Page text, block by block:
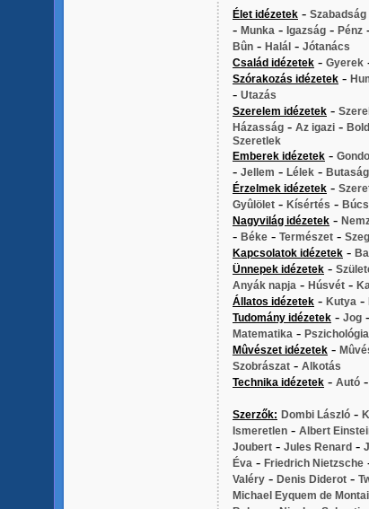
Élet idézetek - Szabadság
- Munka - Igazság - Pénz
Bûn - Halál - Jótanács
Család idézetek - Gyerek
Szórakozás idézetek -
- Utazás
Szerelem idézetek -
Házasság - Az igazi -
Szeretlek
Emberek idézetek -
- Jellem - Lélek - Butaság
Érzelmek idézetek -
Gyûlölet - Kísértés -
Nagyvilág idézetek -
- Béke - Természet -
Kapcsolatok idézetek -
Ünnepek idézetek -
Anyák napja - Húsvét -
Állatos idézetek - Kutya -
Tudomány idézetek - Jog -
Matematika - Pszichológia
Mûvészet idézetek -
Szobrászat - Alkotás
Technika idézetek - Autó -
Szerzők: Dombi László -
Ismeretlen - Albert
Joubert - Jules Renard -
Éva - Friedrich Nietzsche
Valéry - Denis Diderot -
Michael Eyquem de